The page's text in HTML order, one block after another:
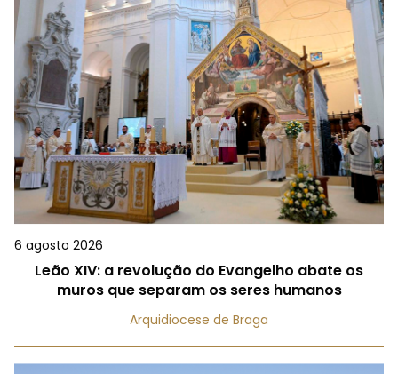
6 agosto 2026
Leão XIV: a revolução do Evangelho abate os
muros que separam os seres humanos
Arquidiocese de Braga